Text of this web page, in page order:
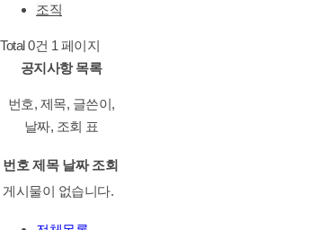
조직
Total 0건 1 페이지
공지사항 목록
번호, 제목, 글쓴이,
날짜, 조회 표
번호 제목 날짜 조회
게시물이 없습니다.